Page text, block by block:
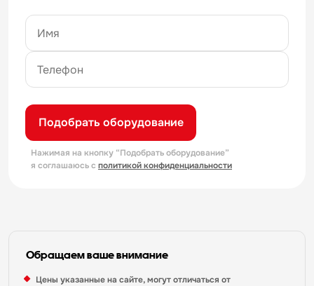
Подобрать оборудование
Нажимая на кнопку “Подобрать оборудование”
я соглашаюсь с политикой конфиденциальности
Обращаем ваше внимание
Цены указанные на сайте, могут отличаться от